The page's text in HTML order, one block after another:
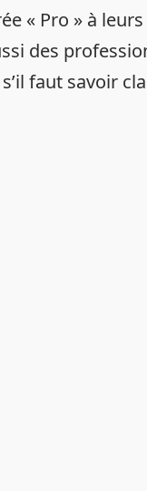
« Pro » à
des
faut savoir